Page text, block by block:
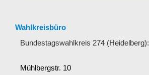
Wahlkreisbüro
Bundestagswahlkreis 274 (Heidelberg):
Mühlbergstr. 10